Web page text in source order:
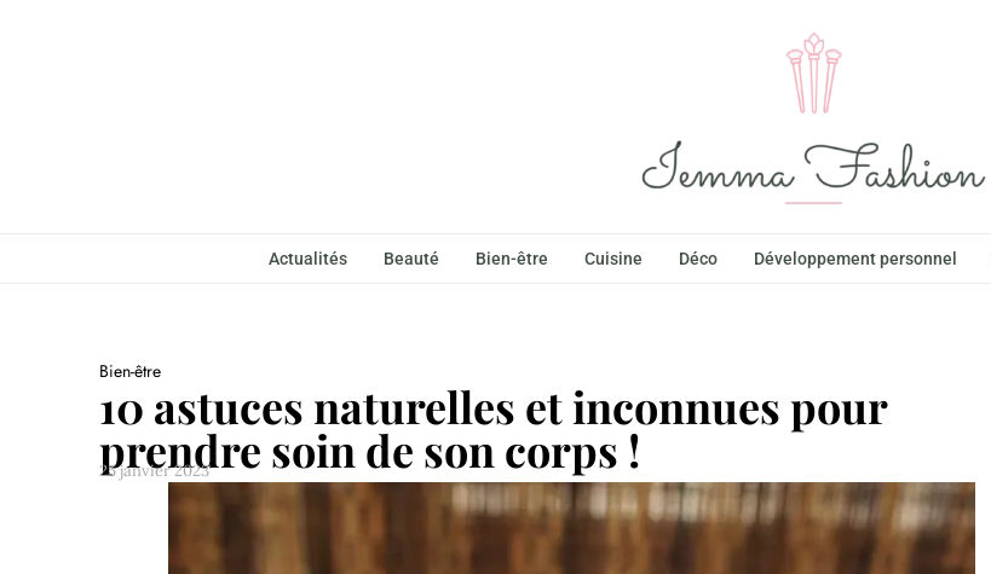
Actualités Beauté Bien-être Cuisine Déco Développement personnel
Bien-être
10 astuces naturelles et inconnues pour
prendre soin de son corps !
25 janvier 2023